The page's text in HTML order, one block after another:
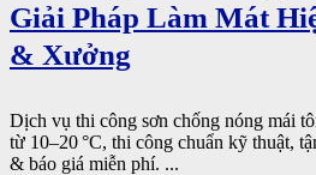
Giải Pháp Làm Mát
& Xưởng
Dịch vụ thi công sơn chống nóng mái
từ 10–20 °C, thi công chuẩn kỹ thuật,
& báo giá miễn phí. ...